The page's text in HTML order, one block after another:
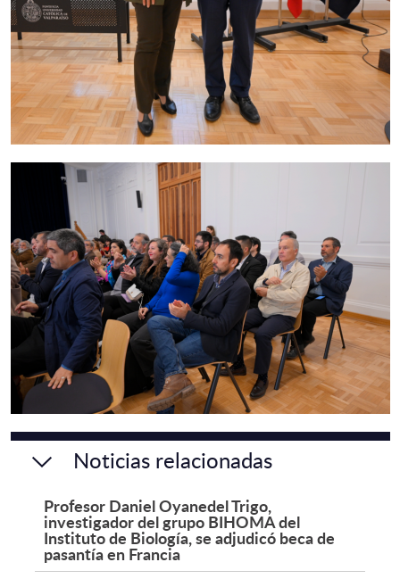
Noticias relacionadas
Profesor Daniel Oyanedel Trigo,
investigador del grupo BIHOMA del
Instituto de Biología, se adjudicó beca de
pasantía en Francia